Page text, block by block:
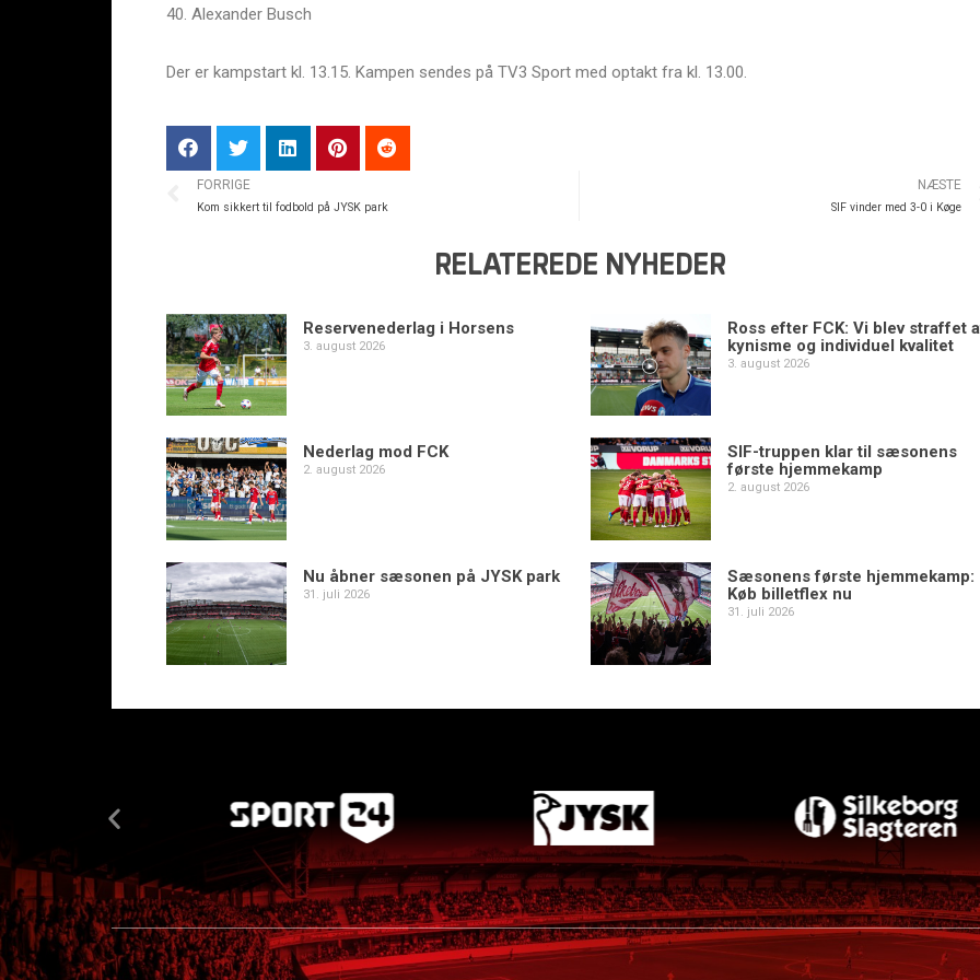
40. Alexander Busch
Der er kampstart kl. 13.15. Kampen sendes på TV3 Sport med optakt fra kl. 13.00.
FORRIGE
Kom sikkert til fodbold på JYSK park
NÆSTE
SIF vinder med 3-0 i Køge
RELATEREDE NYHEDER
Reservenederlag i Horsens
3. august 2026
Ross efter FCK: Vi blev straffet
kynisme og individuel kvalitet
3. august 2026
Nederlag mod FCK
2. august 2026
SIF-truppen klar til sæsonens
første hjemmekamp
2. august 2026
Nu åbner sæsonen på JYSK park
31. juli 2026
Sæsonens første hjemmekamp:
Køb billetflex nu
31. juli 2026